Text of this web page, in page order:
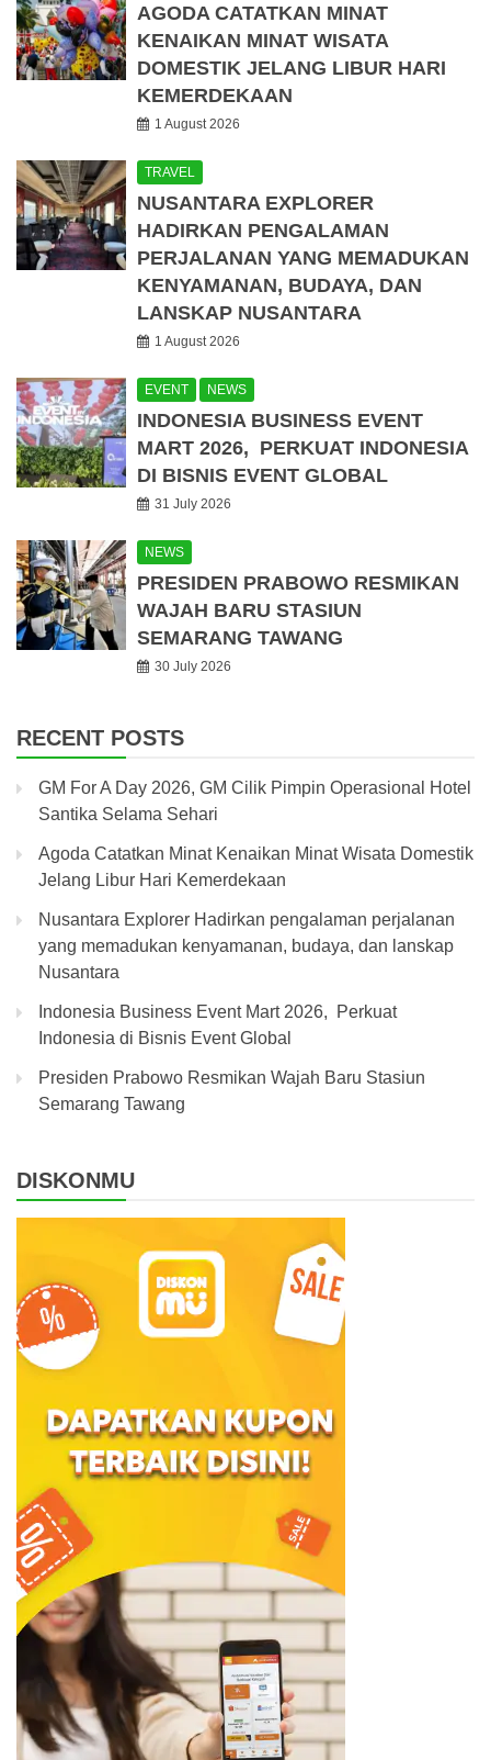
AGODA CATATKAN MINAT
KENAIKAN MINAT WISATA
DOMESTIK JELANG LIBUR HARI
KEMERDEKAAN
1 August 2026
TRAVEL
NUSANTARA EXPLORER
HADIRKAN PENGALAMAN
PERJALANAN YANG MEMADUKAN
KENYAMANAN, BUDAYA, DAN
LANSKAP NUSANTARA
1 August 2026
EVENT NEWS
INDONESIA BUSINESS EVENT
MART 2026, PERKUAT INDONESIA
DI BISNIS EVENT GLOBAL
31 July 2026
NEWS
PRESIDEN PRABOWO RESMIKAN
WAJAH BARU STASIUN
SEMARANG TAWANG
30 July 2026
RECENT POSTS
GM For A Day 2026, GM Cilik Pimpin Operasional Hotel
Santika Selama Sehari
Agoda Catatkan Minat Kenaikan Minat Wisata Domestik
Jelang Libur Hari Kemerdekaan
Nusantara Explorer Hadirkan pengalaman perjalanan
yang memadukan kenyamanan, budaya, dan lanskap
Nusantara
Indonesia Business Event Mart 2026, Perkuat
Indonesia di Bisnis Event Global
Presiden Prabowo Resmikan Wajah Baru Stasiun
Semarang Tawang
DISKONMU